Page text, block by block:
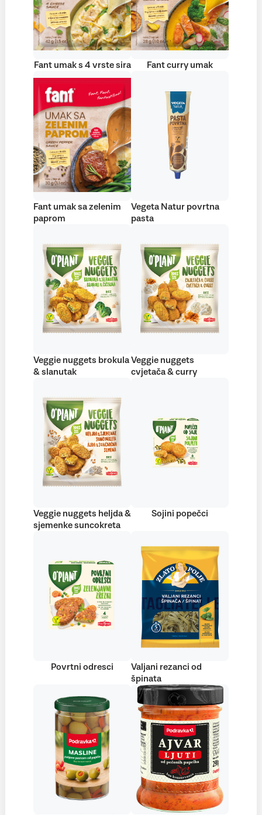
Fant umak s 4 vrste sira Fant curry umak
Fant umak sa zelenim
paprom
Vegeta Natur povrtna
pasta
Veggie nuggets brokula
& slanutak
Veggie nuggets
cvjetača & curry
Veggie nuggets heljda &
sjemenke suncokreta
Sojini popečci
Povrtni odresci
Valjani rezanci od
špinata